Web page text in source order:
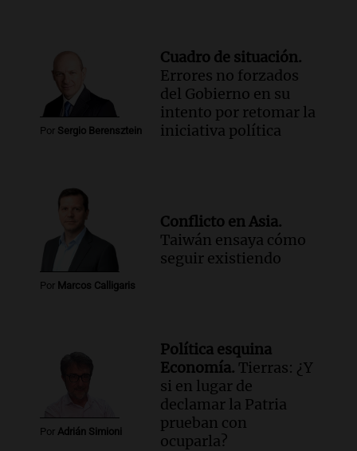
Por Sergio Berensztein
Cuadro de situación.
Errores no forzados
del Gobierno en su
intento por retomar la
iniciativa política
Por Marcos Calligaris
Conflicto en Asia.
Taiwán ensaya cómo
seguir existiendo
Por Adrián Simioni
Política esquina
Economía. Tierras: ¿Y
si en lugar de
declamar la Patria
prueban con
ocuparla?